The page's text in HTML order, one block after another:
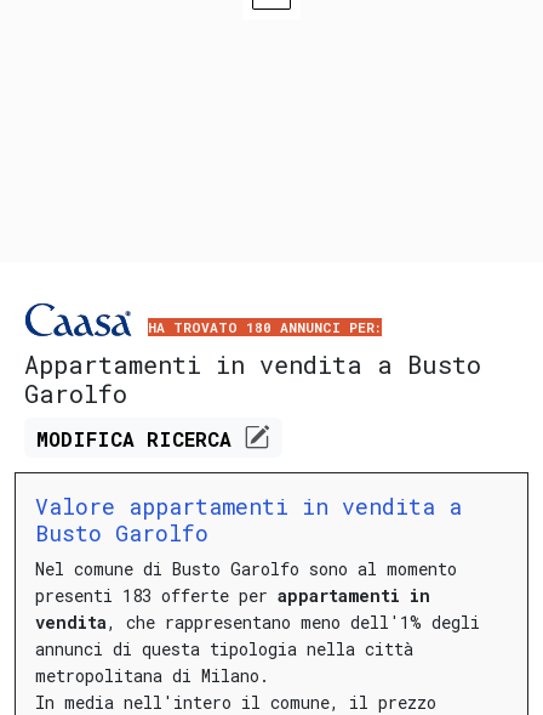
HA TROVATO 180 ANNUNCI PER:
Appartamenti in vendita a Busto
Garolfo
MODIFICA RICERCA
Valore appartamenti in vendita a
Busto Garolfo
Nel comune di Busto Garolfo sono al momento
presenti 183 offerte per appartamenti in
vendita, che rappresentano meno dell'1% degli
annunci di questa tipologia nella città
metropolitana di Milano.
In media nell'intero il comune, il prezzo